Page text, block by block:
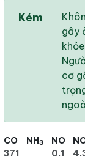
33 °/
Kém
gây
cơ
CO
371
NH3
NO
0.1